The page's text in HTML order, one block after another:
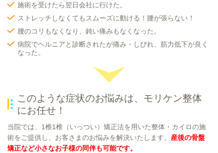
施術を受けたら翌日会社に行けた。
ストレッチしなくてもスムーズに動ける！腰が張らない！
腰のコリもなくなり、鈍い痛みもなくなった。
病院でヘルニアと診断されたが痛み・しびれ、筋力低下が良く
なった。
このような症状のお悩みは、 モリケン整体
にお任せ！
当院では、1椎1椎（いっつい）矯正法を用いた整体・カイロの施
術をご提供し、お客さまのお悩みを解決いたします。 産後の骨盤
矯正など小さなお子様の同伴も可能です。